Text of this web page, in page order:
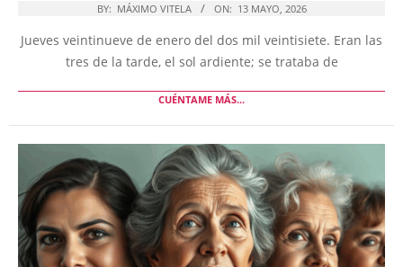
BY: MÁXIMO VITELA ON: 13 MAYO, 2026
Jueves veintinueve de enero del dos mil veintisiete. Eran las
tres de la tarde, el sol ardiente; se trataba de
CUÉNTAME MÁS...